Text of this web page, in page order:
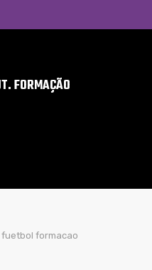
FORMAÇÃO
fuetbol formacao